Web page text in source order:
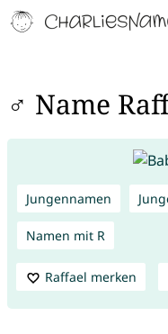
♂ Name
Jungennamen
Namen mit R
Raffael merken